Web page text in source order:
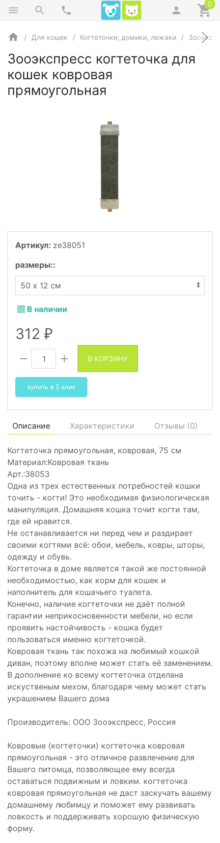
0
Для кошек Когтеточки, домики, лежаки
Зооэкспресс когтеточка для
кошек ковровая
прямоугольная
Артикул: ze38051
размеры::
В наличии
312 ₽
В КОРЗИНУ
купить в 1 клик
Описание Характеристики Отзывы (0)
Когтеточка прямоугольная, ковровая, 75 см
Материал:Ковровая ткань
Арт.:38053
Одна из трех естественных потребностей кошки
точить - когти! Это необходимая физиологическая
манипуляция. Домашняя кошка точит когти там,
где ей нравится.
Не останавливается ни перед чем и раздирает
своими когтями всё: обои, мебель, ковры, шторы,
одежду и обувь.
Когтеточка в доме является такой же постоянной
необходимостью, как корм для кошек и
наполнитель для кошачьего туалета.
Конечно, наличие когтеточки не даёт полной
гарантии неприкосновенности мебели, но если
проявить настойчивость - кошка будет
пользоваться именно когтеточкой.
Ковровая ткань так похожа на любимый кошкой
диван, поэтому вполне может стать её заменением.
В дополнение ко всему когтеточка отделана
искуственым мехом, благодаря чему может стать
украшением Вашего дома
Производитель: ООО Зооэкспресс, Россия
Ковровые (когтеточки) когтеточка ковровая
прямоугольная - это отличное развлечение для
Вашего питомца, позволяющее ему всегда
оставаться подвижным и ловким. когтеточка
ковровая прямоугольная не даст заскучать вашему
домашнему любимцу и поможет ему развивать
ловкость и поддерживать хорошую физическую
форму.